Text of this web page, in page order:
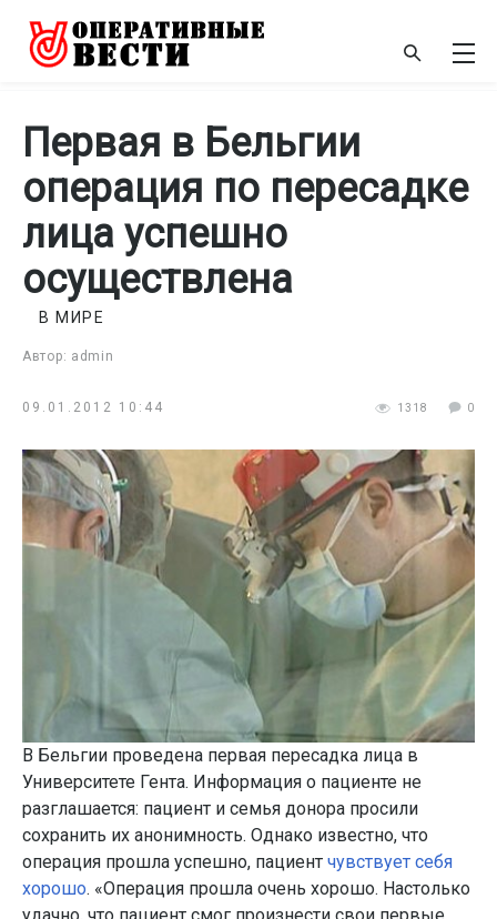
Первая в Бельгии
операция по пересадке
лица успешно
осуществлена
Автор: admin
В МИРЕ
09.01.2012 10:44 1318 0
В Бельгии проведена первая пересадка лица в
Университете Гента. Информация о пациенте не
разглашается: пациент и семья донора просили
сохранить их анонимность. Однако известно, что
операция прошла успешно, пациент чувствует себя
хорошо. «Операция прошла очень хорошо. Настолько
удачно, что пациент смог произнести свои первые